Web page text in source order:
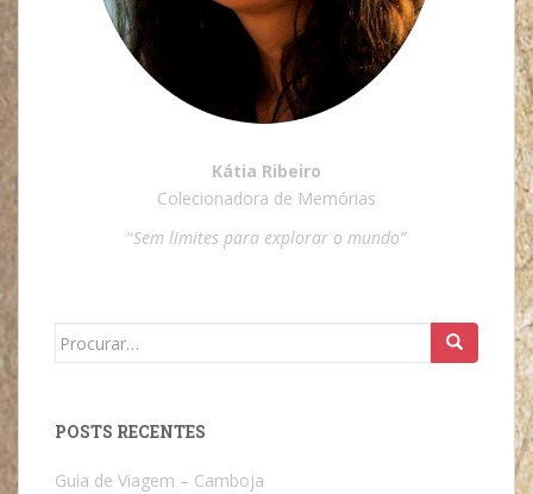
Kátia Ribeiro
Colecionadora de Memórias
“Sem limites para explorar o mundo”
Search
POSTS RECENTES
Guia de Viagem – Camboja